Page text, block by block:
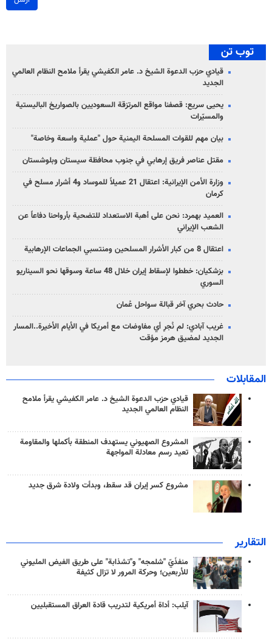
توب تن
قيادي حزب الدعوة الشيخ د. عامر الكفيشي يقرأ ملامح النظام العالمي
الجديد
يحيى سريع: قصفنا مواقع المرتزقة السعوديين بالصواريخ الباليستية
والمسيّرات
بيان مهم للقوات المسلحة اليمنية حول "عملية واسعة وخاصة"
مقتل عناصر فريق إرهابي في جنوب محافظة سيستان وبلوشستان
وزارة الأمن الإيرانية: اعتقال 21 عميلاً للموساد و4 أشرار مسلح في
كرمان
العميد بهمرد: نحن على أهبة الاستعداد للتضحية بأرواحنا دفاعاً عن
الشعب الإيراني
اعتقال 8 من كبار الأشرار المسلحين ومنتسبي الجماعات الإرهابية
بزشكيان: خططوا لإسقاط إيران خلال 48 ساعة وسوقها نحو السيناريو
السوري
حادث بحري آخر قبالة سواحل عُمان
غريب آبادي: لم نُجرِ أي مفاوضات مع أمريكا في الأيام الأخيرة..المسار
الجديد لمضيق هرمز مؤقت
المقابلات
قيادي حزب الدعوة الشيخ د. عامر الكفيشي يقرأ ملامح
النظام العالمي الجديد
المشروع الصهيوني يستهدف المنطقة بأكملها والمقاومة
تعيد رسم معادلة المواجهة
مشروع كسر إيران قد سقط، وبدأت ولادة شرق جديد
التقارير
منفذَيّ "شلمجه" و"تشذابة" على طريق الفيض المليوني
للأربعين؛ وحركة المرور لا تزال كثيفة
آيلب: أداة أمريكية لتدريب قادة العراق المستقبليين